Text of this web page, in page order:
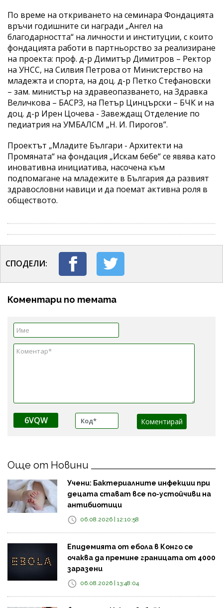
По време на откриването на семинара Фондацията
връчи годишните си награди „Ангел на
благодарността“ на личности и институции, с които
фондацията работи в партньорство за реализиране
на проекта: проф. д-р Димитър Димитров – Ректор
на УНСС, на Силвия Петрова от Министерство на
младежта и спорта, на доц. д-р Петко Стефановски
– зам. министър на здравеопазването, на Здравка
Величкова – БАСРЗ, на Петър Цинцърски – БЧК и на
доц. д-р Ирен Цочева - Завеждащ Отделение по
педиатрия на УМБАЛСМ „Н. И. Пирогов”.
Проектът „Младите Българи - Архитекти на
Промяната“ на фондация „Искам бебе“ се явява като
иновативна инициатива, насочена към
подпомагане на младежите в България да развият
здравословни навици и да поемат активна роля в
обществото.
СПОДЕЛИ:
Коментари по темата
6VQW
Още от Новини
Учени: Бактериалните инфекции при
децата стават все по-устойчиви на
антибиотици
06.08.2026 | 12:10:58
Епидемията от ебола в Конго се
очаква да премине границата от 4000
заразени
06.08.2026 | 13:48:04